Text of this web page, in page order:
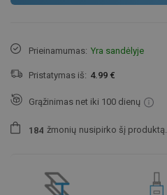
Prieinamumas: Yra sandėlyje
Pristatymas iš: 4.99 €
Grąžinimas net iki 100 dienų
1 84 žmonių nusipirko šį produktą.